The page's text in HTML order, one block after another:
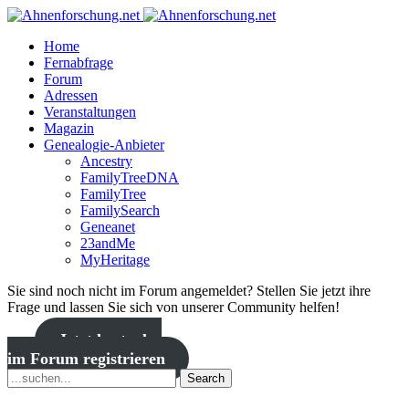
Home
Fernabfrage
Forum
Adressen
Veranstaltungen
Magazin
Genealogie-Anbieter
Ancestry
FamilyTreeDNA
FamilyTree
FamilySearch
Geneanet
23andMe
MyHeritage
Sie sind noch nicht im Forum angemeldet? Stellen Sie jetzt ihre
Frage und lassen Sie sich von unserer Community helfen!
Jetzt kostenlos
im Forum registrieren
Search